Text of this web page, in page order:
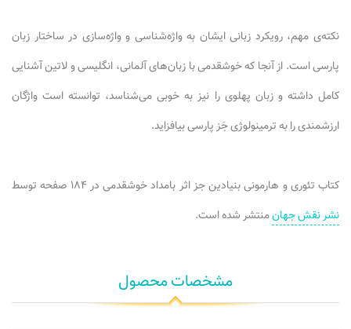
نکته‌ی مهم، رویکرد زبانی ایشان به واژه‌شناسی و واژه‌سازی در ساختار زبان
پارسی است. از آنجا که خوشقدمی با زبان‌های آلمانی، انگلیسی و لاتین آشنایی
کامل داشته و زبان پهلوی را نیز به خوبی می‌شناسد، توانسته است واژگان
ارزشمندی را به ترمینولوژی جَز پارسی بیافزاید.
کتاب تئوری و هارمونی بنیادین جز اثر بامداد خوشقدمی در ۱۸۴ صفحه توسط
نشر نقش جهانمنتشر شده است.
مشخصات محصول